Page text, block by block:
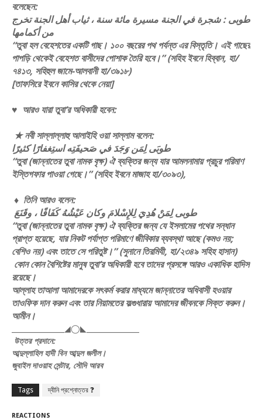
বলেছেন:
طوبى : شجرة في الجنة مسيرة مائة سنة ، ثياب أهل الجنة تخرج
من أكمامها
“তুবা হল বেহেশতের একটি গাছ। ১০০ বছরের পথ পর্যন্ত এর বিস্তৃতি। এই গাছের
পাপড়ি থেকেই বেহেশত বাসীদের পোশাক তৈরি হবে।” (সহিহ ইবনে হিব্বান, হা/
৭৪১৩, সহিহুল জামে-আলবানী হা/৩৯১৮)
[তাফসিরে ইবনে কাসির থেকে নেয়া]
♥ আরও যারা তুবা’র অধিকারী হবেন:
★ নবী সাল্লাল্লাহু আলাইহি ওয়া সাল্লাম বলেন:
طوبَى لِمَن وَجَدَ في صَحيفَتِه استِغفارًا كثيرًا
“তুবা (জান্নাতের তুবা নামক বৃক্ষ) ঐ ব্যক্তির জন্য যার আমলনামায় প্রচুর পরিমাণ
ইস্তিগফার পাওয়া গেছে।” (সহিহ ইবনে মাজাহ হা/৩০৯৩),
♦ তিনি আরও বলেন:
طوبى لِمَنْ هُدِيَ لِلإِسْلامَ وكان عَيْشُهُ كَفَافًا ، وقَنَعَ
“তুবা (জান্নাতের তুবা নামক বৃক্ষ) ঐ ব্যক্তির জন্য যে ইসলামের পথের সন্ধান
প্রাপ্ত হয়েছে, যার নিকট পর্যাপ্ত পরিমাণে জীবিকার ব্যবস্থা আছে (কমও নয়;
বেশিও নয়) এবং তাতে সে পরিতুষ্ট।” (সুনানে তিরমিযী, হা/২৩৪৯ সহিহ হাসান)
কোন কোন বৈশিষ্টের মানুষ তুবা’র অধিকারী হবে তাদের প্রসঙ্গে আরও একাধিক হাদিস
রয়েছে।
আল্লাহ তাআলা আমাদেরকে সৎকর্ম করার মাধ্যমে জান্নাতের অধিবাসী হওয়ার
তাওফিক দান করুন এবং তার নিয়ামতের ফল্গুধারায় আমাদের জীবনকে সিক্ত করুন।
আমীন।
_______________◢◯◣_______________
উত্তর প্রদানে:
আব্দুল্লাহিল হাদী বিন আব্দুল জলীল।
জুবাইল দাওয়াহ সেন্টার, সৌদি আরব
Tags দ্বীনি প্রশ্নোত্তর ❓
REACTIONS